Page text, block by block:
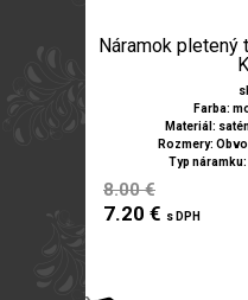
Náramok pletený
Farba:
Materiál:
Rozmery:
Typ
8.00 €
7.20 € s DPH